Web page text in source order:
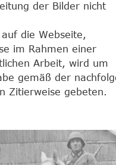
der Bilder nicht
die Webseite,
im Rahmen einer
Arbeit, wird um
gemäß der
Zitierweise gebeten.